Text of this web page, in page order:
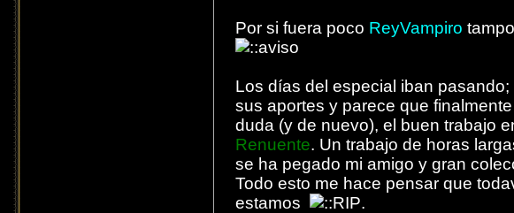
Por si fuera poco ReyVampiro
Los días del especial iban pasando;
sus aportes y parece que finalmente
duda (y de nuevo), el buen trabajo
Renuente. Un trabajo de horas
se ha pegado mi amigo y gran
Todo esto me hace pensar que
estamos
.